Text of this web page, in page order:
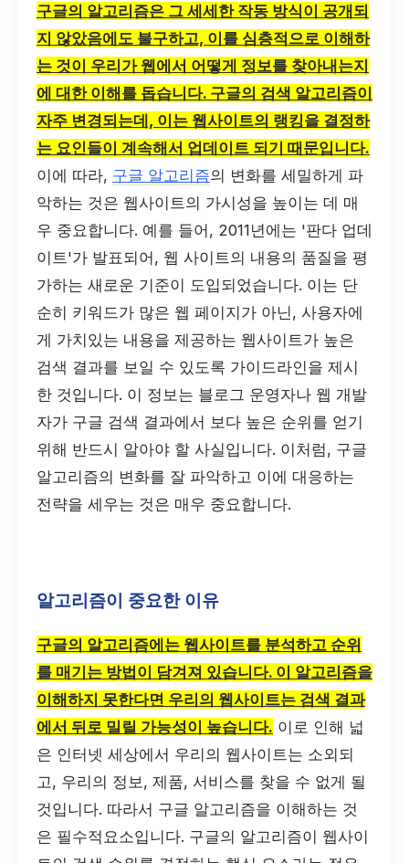
구글의 알고리즘은 그 세세한 작동 방식이 공개되
지 않았음에도 불구하고, 이를 심층적으로 이해하
는 것이 우리가 웹에서 어떻게 정보를 찾아내는지
에 대한 이해를 돕습니다. 구글의 검색 알고리즘이
자주 변경되는데, 이는 웹사이트의 랭킹을 결정하
는 요인들이 계속해서 업데이트 되기 때문입니다.
이에 따라, 구글 알고리즘의 변화를 세밀하게 파
악하는 것은 웹사이트의 가시성을 높이는 데 매
우 중요합니다. 예를 들어, 2011년에는 '판다 업데
이트'가 발표되어, 웹 사이트의 내용의 품질을 평
가하는 새로운 기준이 도입되었습니다. 이는 단
순히 키워드가 많은 웹 페이지가 아닌, 사용자에
게 가치있는 내용을 제공하는 웹사이트가 높은
검색 결과를 보일 수 있도록 가이드라인을 제시
한 것입니다. 이 정보는 블로그 운영자나 웹 개발
자가 구글 검색 결과에서 보다 높은 순위를 얻기
위해 반드시 알아야 할 사실입니다. 이처럼, 구글
알고리즘의 변화를 잘 파악하고 이에 대응하는
전략을 세우는 것은 매우 중요합니다.
알고리즘이 중요한 이유
구글의 알고리즘에는 웹사이트를 분석하고 순위
를 매기는 방법이 담겨져 있습니다. 이 알고리즘을
이해하지 못한다면 우리의 웹사이트는 검색 결과
에서 뒤로 밀릴 가능성이 높습니다. 이로 인해 넓
은 인터넷 세상에서 우리의 웹사이트는 소외되
고, 우리의 정보, 제품, 서비스를 찾을 수 없게 될
것입니다. 따라서 구글 알고리즘을 이해하는 것
은 필수적요소입니다. 구글의 알고리즘이 웹사이